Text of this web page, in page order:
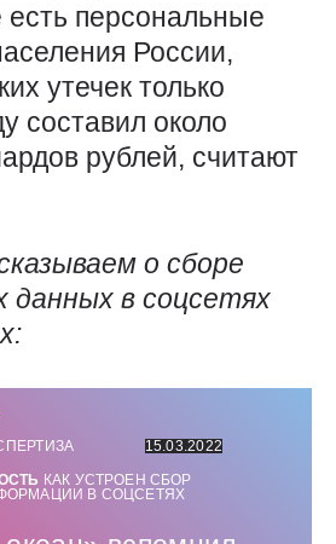
персональные
России,
утечек только
составил около
рублей, считают
о сборе
данных в соцсетях
15.03.2022
КАК УСТРОЕН СБОР
В СОЦСЕТЯХ